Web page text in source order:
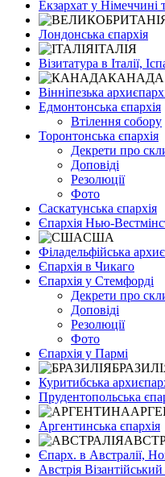
Екзархат у Німеччині
Лондонська єпархія
ІТАЛІЯ
Візитатура в Італії,
КАНАДА
Вінніпезька
Едмонтонська єпархія
Втілення собору
Торонтонська єпархія
Декрети про
Доповіді
Резолюції
Фото
Саскатунська єпархія
Єпархія Нью-
США
Філадельфійська
Єпархія в Чикаго
Єпархія у Стемфорді
Декрети про
Доповіді
Резолюції
Фото
Єпархія у Пармі
Куритибська
Прудентопольська
Аргентинська єпархія
Єпарх. в Австралії,
Австрія